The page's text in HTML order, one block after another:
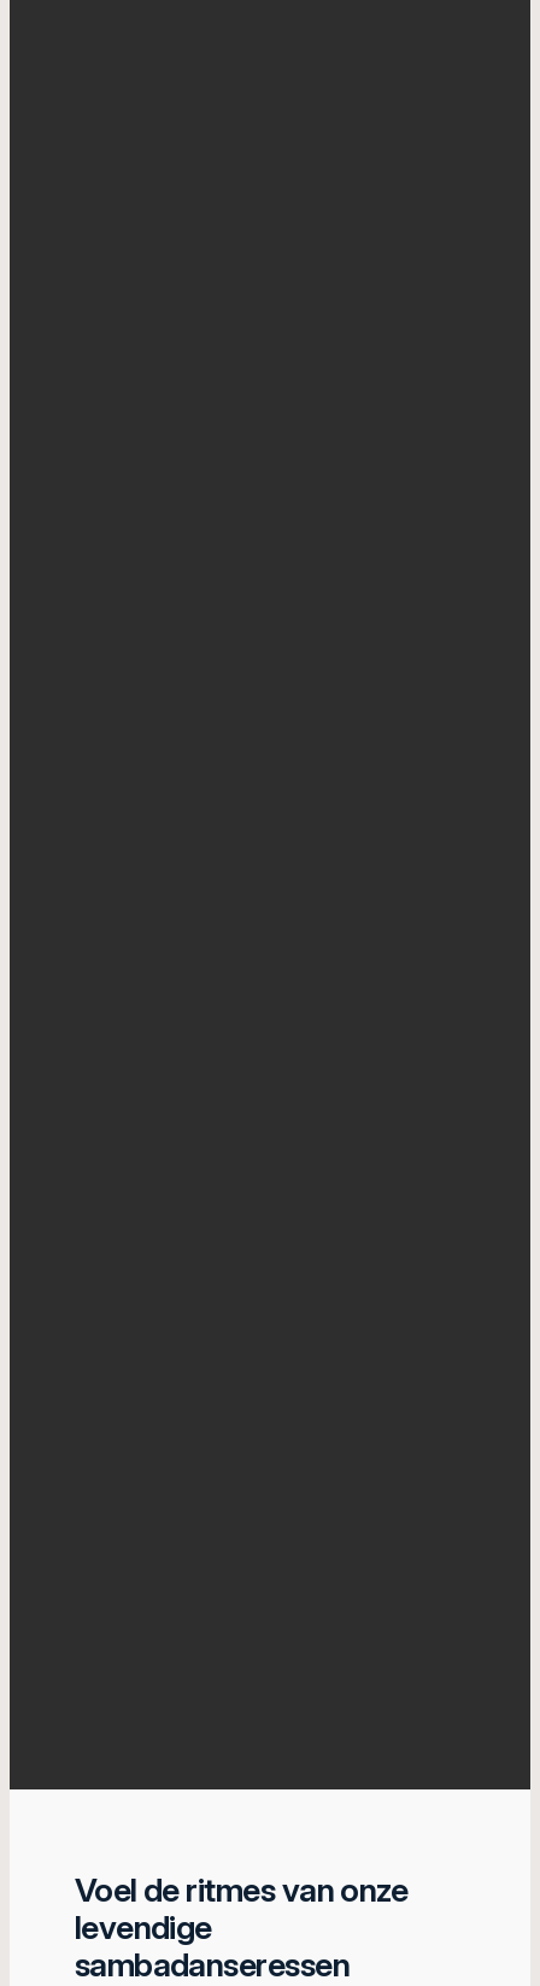
Voel de ritmes van onze
levendige
sambadanseressen